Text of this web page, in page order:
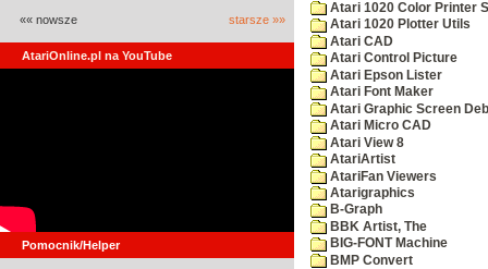
«« nowsze starsze »»
AtariOnline.pl na YouTube
Pomocnik/Helper
Atari 1020 Color Printer
Atari 1020 Plotter Utils
Atari CAD
Atari Control Picture
Atari Epson Lister
Atari Font Maker
Atari Graphic Screen
Atari Micro CAD
Atari View 8
AtariArtist
AtariFan Viewers
Atarigraphics
B-Graph
BBK Artist, The
BIG-FONT Machine
BMP Convert